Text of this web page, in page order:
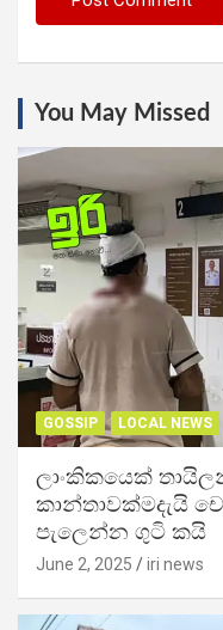
You May Missed
GOSSIP LOCAL NEWS
ලාංකිකයෙක්
කාන්තාවක්මදැයි
පැලෙන්න ගුටි කයි
June 2, 2025 iri news